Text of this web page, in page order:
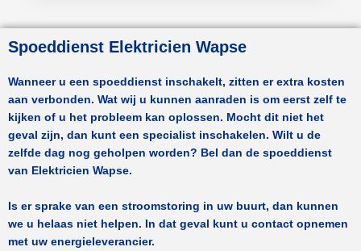
Spoeddienst Elektricien Wapse
Wanneer u een spoeddienst inschakelt, zitten er extra kosten
aan verbonden. Wat wij u kunnen aanraden is om eerst zelf te
kijken of u het probleem kan oplossen. Mocht dit niet het
geval zijn, dan kunt een specialist inschakelen. Wilt u de
zelfde dag nog geholpen worden? Bel dan de spoeddienst
van Elektricien Wapse.
Is er sprake van een stroomstoring in uw buurt, dan kunnen
we u helaas niet helpen. In dat geval kunt u contact opnemen
met uw energieleverancier.